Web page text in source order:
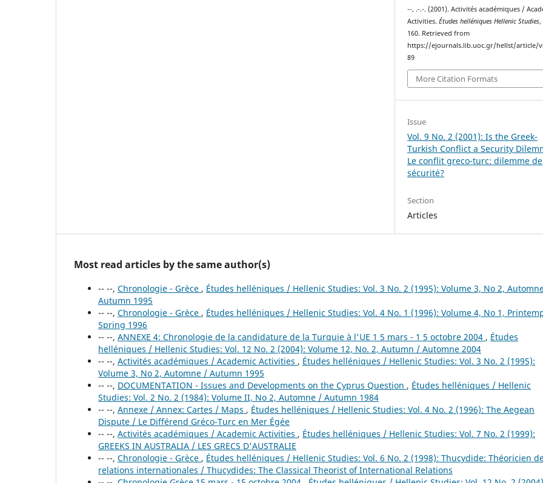
--, .-.-. (2001). Activités académiques /
Activities.Études helléniques Hellenic Studies,
160. Retrieved from
https://ejournals.lib.uoc.gr/hellst/article/
89
More Citation Formats
Issue
Vol. 9 No. 2 (2001): Is the Greek-
Turkish Conflict a Security
Le conflit greco-turc: dilemme de
sécurité?
Section
Articles
Most read articles by the same author(s)
-- --, Chronologie - Grèce , Études helléniques / Hellenic Studies: Vol. 3 No. 2 (1995): Volume 3, No 2,
Autumn 1995
-- --, Chronologie - Grèce , Études helléniques / Hellenic Studies: Vol. 4 No. 1 (1996): Volume 4, No 1,
Spring 1996
-- --, ANNEXE 4: Chronologie de la candidature de la Turquie à l'UE 1 5 mars - 1 5 octobre 2004 , Études
helléniques / Hellenic Studies: Vol. 12 No. 2 (2004): Volume 12, No. 2, Autumn / Automne 2004
-- --, Activités académiques / Academic Activities , Études helléniques / Hellenic Studies: Vol. 3 No. 2 (1995):
Volume 3, No 2, Automne / Autumn 1995
-- --, DOCUMENTATION - Issues and Developments on the Cyprus Question , Études helléniques / Hellenic
Studies: Vol. 2 No. 2 (1984): Volume II, No 2, Automne / Autumn 1984
-- --, Annexe / Annex: Cartes / Maps , Études helléniques / Hellenic Studies: Vol. 4 No. 2 (1996): The Aegean
Dispute / Le Différend Gréco-Turc en Mer Égée
-- --, Activités académiques / Academic Activities , Études helléniques / Hellenic Studies: Vol. 7 No. 2 (1999):
GREEKS IN AUSTRALIA / LES GRECS D'AUSTRALIE
-- --, Chronologie - Grèce , Études helléniques / Hellenic Studies: Vol. 6 No. 2 (1998): Thucydide: Théoricien
relations internationales / Thucydides: The Classical Theorist of International Relations